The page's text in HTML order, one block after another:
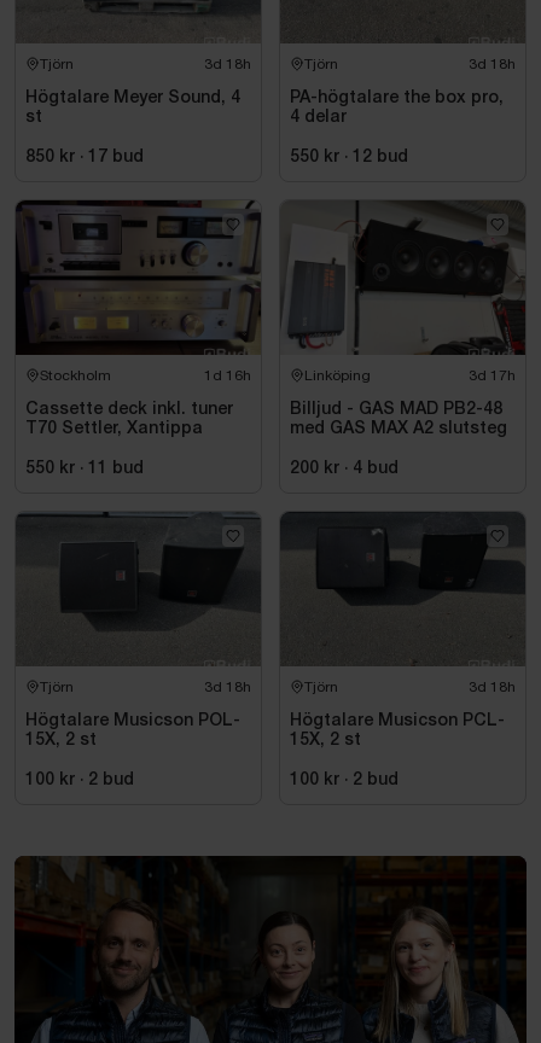
Tjörn 3d 18h
Högtalare Meyer Sound, 4
st
850 kr · 17 bud
Tjörn 3d 18h
PA-högtalare the box pro,
4 delar
550 kr · 12 bud
Stockholm 1d 16h
Cassette deck inkl. tuner
T70 Settler, Xantippa
550 kr · 11 bud
Linköping 3d 17h
Billjud - GAS MAD PB2-48
med GAS MAX A2 slutsteg
200 kr · 4 bud
Tjörn 3d 18h
Högtalare Musicson POL-
15X, 2 st
100 kr · 2 bud
Tjörn 3d 18h
Högtalare Musicson PCL-
15X, 2 st
100 kr · 2 bud